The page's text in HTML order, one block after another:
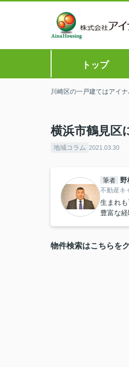
トップ
川崎区の一戸建てはアイ
横浜市鶴見区
地域コラム 2021.03.30
筆者 野
不動産キ
生まれも
豊富な
物件検索はこちらを